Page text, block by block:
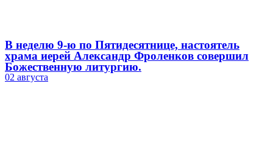
В неделю 9-ю по Пятидесятнице, настоятель
храма иерей Александр Фроленков совершил
Божественную литургию.
02 августа